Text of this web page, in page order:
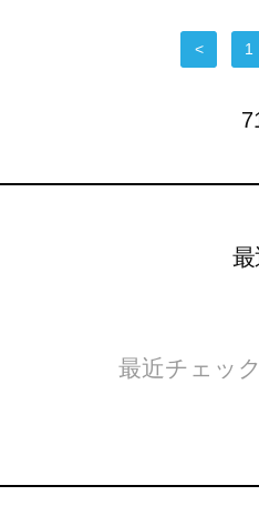
< 1
最近チェッ